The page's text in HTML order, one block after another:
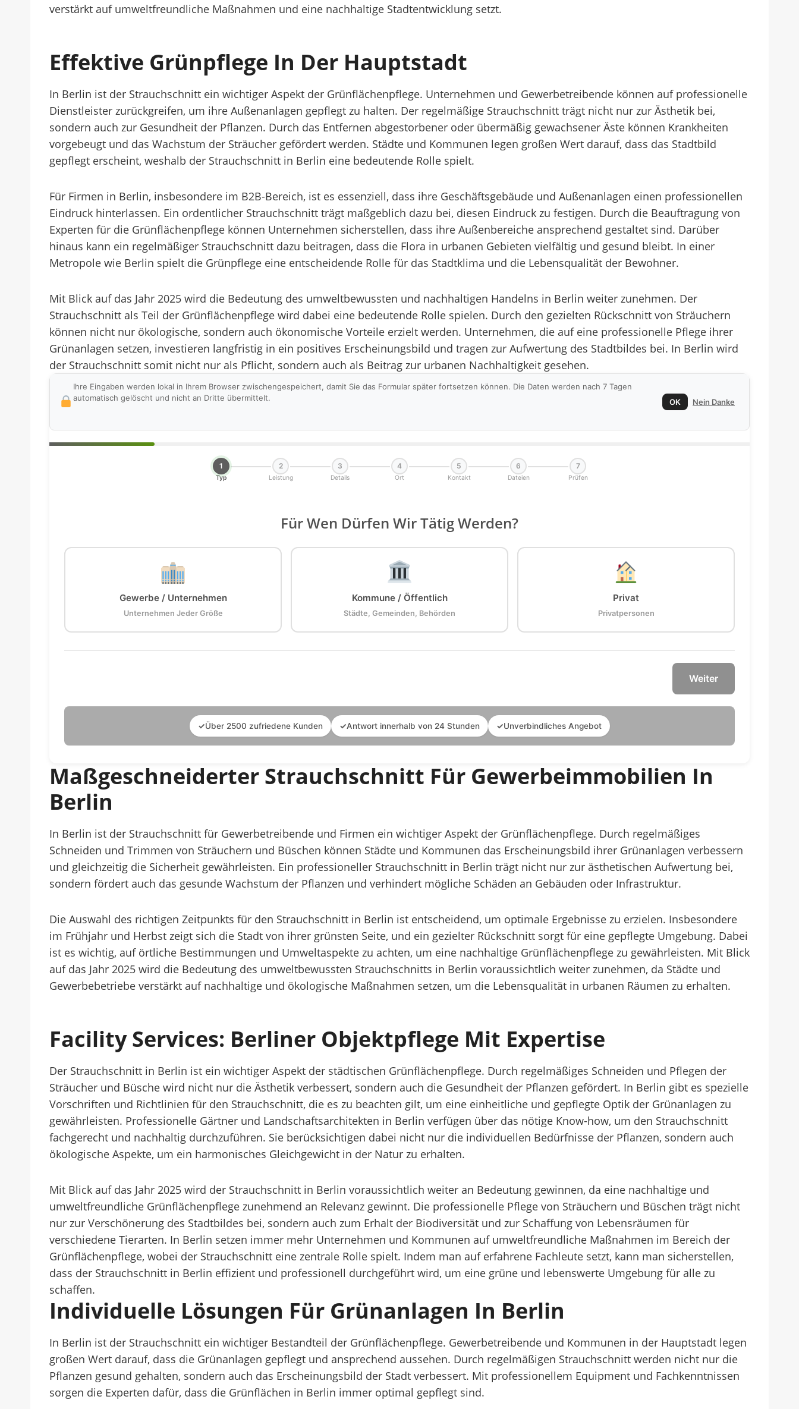
verstärkt auf umweltfreundliche Maßnahmen und eine nachhaltige Stadtentwicklung setzt.
Effektive Grünpflege In Der Hauptstadt
In Berlin ist der Strauchschnitt ein wichtiger Aspekt der Grünflächenpflege. Unternehmen und Gewerbetreibende können auf professionelle
Dienstleister zurückgreifen, um ihre Außenanlagen gepflegt zu halten. Der regelmäßige Strauchschnitt trägt nicht nur zur Ästhetik bei,
sondern auch zur Gesundheit der Pflanzen. Durch das Entfernen abgestorbener oder übermäßig gewachsener Äste können Krankheiten
vorgebeugt und das Wachstum der Sträucher gefördert werden. Städte und Kommunen legen großen Wert darauf, dass das Stadtbild
gepflegt erscheint, weshalb der Strauchschnitt in Berlin eine bedeutende Rolle spielt.
Für Firmen in Berlin, insbesondere im B2B-Bereich, ist es essenziell, dass ihre Geschäftsgebäude und Außenanlagen einen professionellen
Eindruck hinterlassen. Ein ordentlicher Strauchschnitt trägt maßgeblich dazu bei, diesen Eindruck zu festigen. Durch die Beauftragung von
Experten für die Grünflächenpflege können Unternehmen sicherstellen, dass ihre Außenbereiche ansprechend gestaltet sind. Darüber
hinaus kann ein regelmäßiger Strauchschnitt dazu beitragen, dass die Flora in urbanen Gebieten vielfältig und gesund bleibt. In einer
Metropole wie Berlin spielt die Grünpflege eine entscheidende Rolle für das Stadtklima und die Lebensqualität der Bewohner.
Mit Blick auf das Jahr 2025 wird die Bedeutung des umweltbewussten und nachhaltigen Handelns in Berlin weiter zunehmen. Der
Strauchschnitt als Teil der Grünflächenpflege wird dabei eine bedeutende Rolle spielen. Durch den gezielten Rückschnitt von Sträuchern
können nicht nur ökologische, sondern auch ökonomische Vorteile erzielt werden. Unternehmen, die auf eine professionelle Pflege ihrer
Grünanlagen setzen, investieren langfristig in ein positives Erscheinungsbild und tragen zur Aufwertung des Stadtbildes bei. In Berlin wird
der Strauchschnitt somit nicht nur als Pflicht, sondern auch als Beitrag zur urbanen Nachhaltigkeit gesehen.
Ihre Eingaben werden lokal in Ihrem Browser zwischengespeichert, damit Sie das Formular später fortsetzen können. Die Daten werden nach 7 Tagen
automatisch gelöscht und nicht an Dritte übermittelt.
OK Nein Danke
1
Typ
2
Leistung
3
Details
4
Ort
5
Kontakt
6
Dateien
7
Prüfen
Für Wen Dürfen Wir Tätig Werden?
Gewerbe / Unternehmen
Unternehmen Jeder Größe
Kommune / Öffentlich
Städte, Gemeinden, Behörden
Privat
Privatpersonen
Weiter
✓Über 2500 zufriedene Kunden ✓Antwort innerhalb von 24 Stunden ✓Unverbindliches Angebot
Maßgeschneiderter Strauchschnitt Für Gewerbeimmobilien In
Berlin
In Berlin ist der Strauchschnitt für Gewerbetreibende und Firmen ein wichtiger Aspekt der Grünflächenpflege. Durch regelmäßiges
Schneiden und Trimmen von Sträuchern und Büschen können Städte und Kommunen das Erscheinungsbild ihrer Grünanlagen verbessern
und gleichzeitig die Sicherheit gewährleisten. Ein professioneller Strauchschnitt in Berlin trägt nicht nur zur ästhetischen Aufwertung bei,
sondern fördert auch das gesunde Wachstum der Pflanzen und verhindert mögliche Schäden an Gebäuden oder Infrastruktur.
Die Auswahl des richtigen Zeitpunkts für den Strauchschnitt in Berlin ist entscheidend, um optimale Ergebnisse zu erzielen. Insbesondere
im Frühjahr und Herbst zeigt sich die Stadt von ihrer grünsten Seite, und ein gezielter Rückschnitt sorgt für eine gepflegte Umgebung. Dabei
ist es wichtig, auf örtliche Bestimmungen und Umweltaspekte zu achten, um eine nachhaltige Grünflächenpflege zu gewährleisten. Mit Blick
auf das Jahr 2025 wird die Bedeutung des umweltbewussten Strauchschnitts in Berlin voraussichtlich weiter zunehmen, da Städte und
Gewerbebetriebe verstärkt auf nachhaltige und ökologische Maßnahmen setzen, um die Lebensqualität in urbanen Räumen zu erhalten.
Facility Services: Berliner Objektpflege Mit Expertise
Der Strauchschnitt in Berlin ist ein wichtiger Aspekt der städtischen Grünflächenpflege. Durch regelmäßiges Schneiden und Pflegen der
Sträucher und Büsche wird nicht nur die Ästhetik verbessert, sondern auch die Gesundheit der Pflanzen gefördert. In Berlin gibt es spezielle
Vorschriften und Richtlinien für den Strauchschnitt, die es zu beachten gilt, um eine einheitliche und gepflegte Optik der Grünanlagen zu
gewährleisten. Professionelle Gärtner und Landschaftsarchitekten in Berlin verfügen über das nötige Know-how, um den Strauchschnitt
fachgerecht und nachhaltig durchzuführen. Sie berücksichtigen dabei nicht nur die individuellen Bedürfnisse der Pflanzen, sondern auch
ökologische Aspekte, um ein harmonisches Gleichgewicht in der Natur zu erhalten.
Mit Blick auf das Jahr 2025 wird der Strauchschnitt in Berlin voraussichtlich weiter an Bedeutung gewinnen, da eine nachhaltige und
umweltfreundliche Grünflächenpflege zunehmend an Relevanz gewinnt. Die professionelle Pflege von Sträuchern und Büschen trägt nicht
nur zur Verschönerung des Stadtbildes bei, sondern auch zum Erhalt der Biodiversität und zur Schaffung von Lebensräumen für
verschiedene Tierarten. In Berlin setzen immer mehr Unternehmen und Kommunen auf umweltfreundliche Maßnahmen im Bereich der
Grünflächenpflege, wobei der Strauchschnitt eine zentrale Rolle spielt. Indem man auf erfahrene Fachleute setzt, kann man sicherstellen,
dass der Strauchschnitt in Berlin effizient und professionell durchgeführt wird, um eine grüne und lebenswerte Umgebung für alle zu
schaffen.
Individuelle Lösungen Für Grünanlagen In Berlin
In Berlin ist der Strauchschnitt ein wichtiger Bestandteil der Grünflächenpflege. Gewerbetreibende und Kommunen in der Hauptstadt legen
großen Wert darauf, dass die Grünanlagen gepflegt und ansprechend aussehen. Durch regelmäßigen Strauchschnitt werden nicht nur die
Pflanzen gesund gehalten, sondern auch das Erscheinungsbild der Stadt verbessert. Mit professionellem Equipment und Fachkenntnissen
sorgen die Experten dafür, dass die Grünflächen in Berlin immer optimal gepflegt sind.